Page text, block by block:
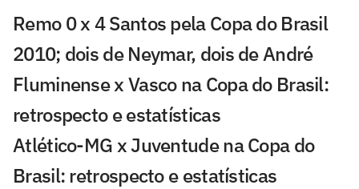
Remo 0 x 4 Santos pela Copa do Brasil
2010; dois de Neymar, dois de André
Fluminense x Vasco na Copa do Brasil:
retrospecto e estatísticas
Atlético-MG x Juventude na Copa do
Brasil: retrospecto e estatísticas